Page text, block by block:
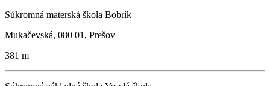
Súkromná materská škola Bobrík
Mukačevská, 080 01, Prešov
381 m